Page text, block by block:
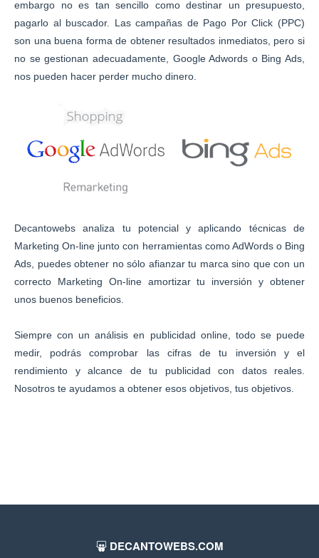
embargo no es tan sencillo como destinar un presupuesto,
pagarlo al buscador. Las campañas de Pago Por Click (PPC)
son una buena forma de obtener resultados inmediatos, pero si
no se gestionan adecuadamente, Google Adwords o Bing Ads,
nos pueden hacer perder mucho dinero.
Decantowebs analiza tu potencial y aplicando técnicas de
Marketing On-line junto con herramientas como AdWords o Bing
Ads, puedes obtener no sólo afianzar tu marca sino que con un
correcto Marketing On-line amortizar tu inversión y obtener
unos buenos beneficios.
Siempre con un análisis en publicidad online, todo se puede
medir, podrás comprobar las cifras de tu inversión y el
rendimiento y alcance de tu publicidad con datos reales.
Nosotros te ayudamos a obtener esos objetivos, tus objetivos.
DECANTOWEBS.COM